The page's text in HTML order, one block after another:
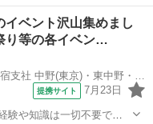
大卒の指導員のピアノ🎹
唱歌
イベント沢山集めまし
り等の各イベン…
提携サイト 7月23日